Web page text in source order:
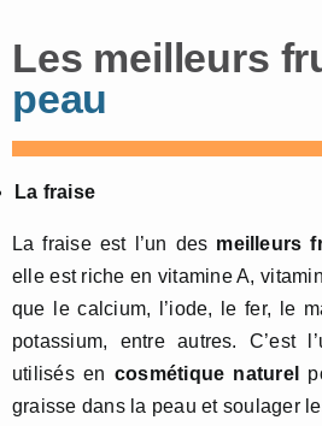
Les meilleurs
peau
La fraise
La fraise est l’un des meilleurs
elle est riche en vitamine A,
que le calcium, l’iode, le fer, le
potassium, entre autres. C’est
utilisés en cosmétique naturel
graisse dans la peau et soulager